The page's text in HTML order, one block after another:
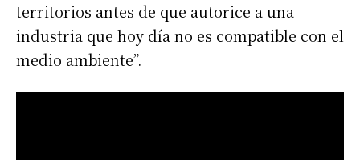
territorios antes de que autorice a una
industria que hoy día no es compatible con el
medio ambiente”.